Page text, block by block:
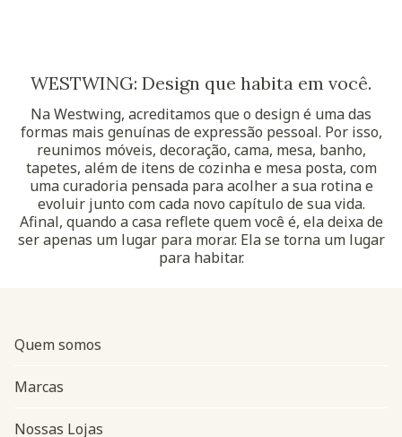
WESTWING: Design que habita em você.
Na Westwing, acreditamos que o design é uma das
formas mais genuínas de expressão pessoal. Por isso,
reunimos móveis, decoração, cama, mesa, banho,
tapetes, além de itens de cozinha e mesa posta, com
uma curadoria pensada para acolher a sua rotina e
evoluir junto com cada novo capítulo de sua vida.
Afinal, quando a casa reflete quem você é, ela deixa de
ser apenas um lugar para morar. Ela se torna um lugar
para habitar.
Quem somos
Marcas
Nossas Lojas